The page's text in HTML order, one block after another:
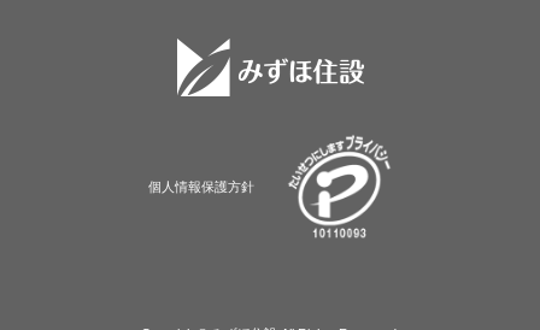
個人情報保護方針